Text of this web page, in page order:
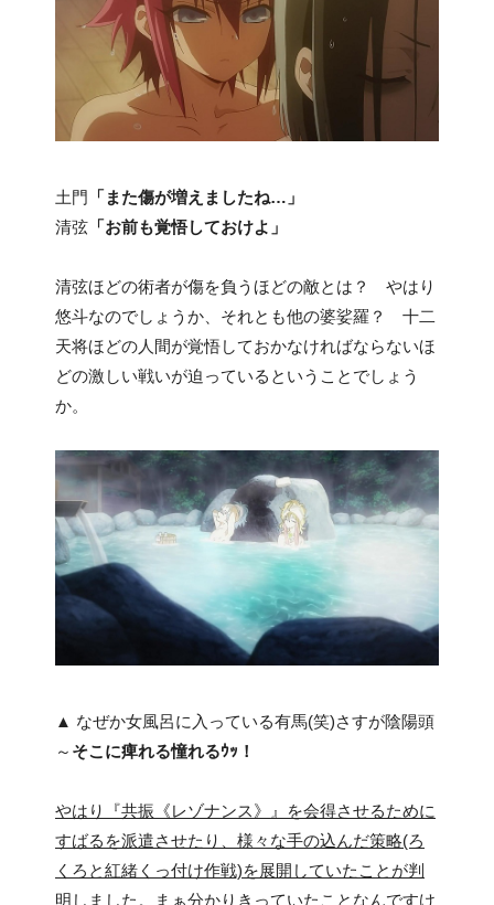
土門 「また傷が増えましたね…」
清弦 「お前も覚悟しておけよ」
清弦ほどの術者が傷を負うほどの敵とは？ やはり
悠斗なのでしょうか、それとも他の婆娑羅？ 十二
天将ほどの人間が覚悟しておかなければならないほ
どの激しい戦いが迫っているということでしょう
か。
▲ なぜか女風呂に入っている有馬(笑)さすが陰陽頭
～ そこに痺れる憧れるｳｯ！
やはり『共振《レゾナンス》』を会得させるために
すばるを派遣させたり、様々な手の込んだ策略(ろ
くろと紅緒くっ付け作戦)を展開していたことが判
明しました。
まぁ分かりきっていたことなんですけ